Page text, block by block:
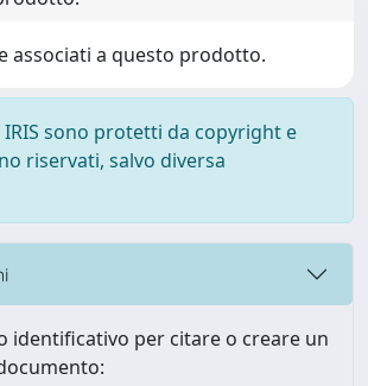
associati a questo prodotto.
sono protetti da copyright e
riservati, salvo diversa
identificativo per citare o creare un